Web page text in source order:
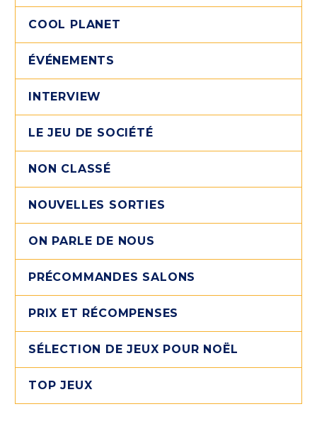
COOL PLANET
ÉVÉNEMENTS
INTERVIEW
LE JEU DE SOCIÉTÉ
NON CLASSÉ
NOUVELLES SORTIES
ON PARLE DE NOUS
PRÉCOMMANDES SALONS
PRIX ET RÉCOMPENSES
SÉLECTION DE JEUX POUR NOËL
TOP JEUX